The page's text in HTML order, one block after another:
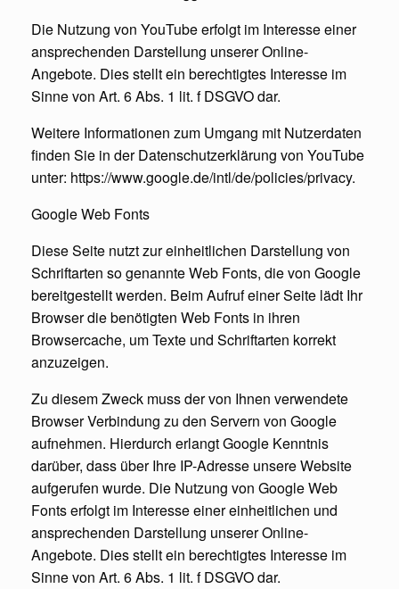
Die Nutzung von YouTube erfolgt im Interesse einer
ansprechenden Darstellung unserer Online-
Angebote. Dies stellt ein berechtigtes Interesse im
Sinne von Art. 6 Abs. 1 lit. f DSGVO dar.
Weitere Informationen zum Umgang mit Nutzerdaten
finden Sie in der Datenschutzerklärung von YouTube
unter: https://www.google.de/intl/de/policies/privacy.
Google Web Fonts
Diese Seite nutzt zur einheitlichen Darstellung von
Schriftarten so genannte Web Fonts, die von Google
bereitgestellt werden. Beim Aufruf einer Seite lädt Ihr
Browser die benötigten Web Fonts in ihren
Browsercache, um Texte und Schriftarten korrekt
anzuzeigen.
Zu diesem Zweck muss der von Ihnen verwendete
Browser Verbindung zu den Servern von Google
aufnehmen. Hierdurch erlangt Google Kenntnis
darüber, dass über Ihre IP-Adresse unsere Website
aufgerufen wurde. Die Nutzung von Google Web
Fonts erfolgt im Interesse einer einheitlichen und
ansprechenden Darstellung unserer Online-
Angebote. Dies stellt ein berechtigtes Interesse im
Sinne von Art. 6 Abs. 1 lit. f DSGVO dar.